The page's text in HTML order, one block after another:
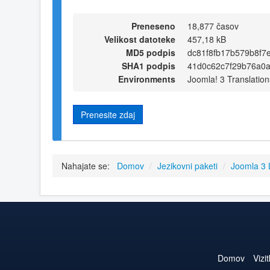
Preneseno
18,877 časov
Velikost datoteke
457,18 kB
MD5 podpis
SHA1 podpis
Environments
Joomla! 3
Prenesite zdaj
Nahajate se: Domov / Jezikovni paketi / Joomla 3
Domov